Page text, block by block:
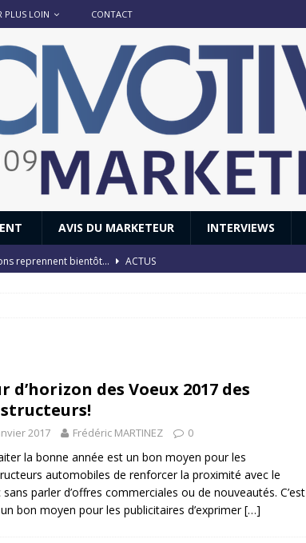
PLUS LOIN CONTACT
AVIS DU MARKETEUR INTERVIEWS
reprennent bientôt…
ACTUS
Honda dévoile un spot publicitaire… confiné! ACTUS
d’horizon des Voeux 2017 des
2017 Frédéric MARTINEZ 0
la bonne année est un bon moyen pour les
automobiles de renforcer la proximité avec le
sans parler d’offres commerciales ou de nouveautés. C’est
bon moyen pour les publicitaires d’exprimer[…]